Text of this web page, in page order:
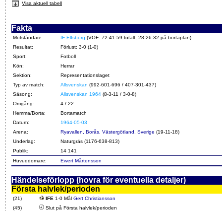
Visa aktuell tabell
Fakta
Motståndare IF Elfsborg (VOF: 72-41-59 totalt, 28-26-32 på bortaplan)
Resultat:
Förlust: 3-0 (1-0)
Sport:
Fotboll
Kön:
Herrar
Sektion:
Representationslaget
Typ av match:
Allsvenskan (992-601-696 / 407-301-437)
Säsong:
Allsvenskan 1964 (8-3-11 / 3-0-8)
Omgång:
4 / 22
Hemma/Borta:
Bortamatch
Datum:
1964-05-03
Arena:
Ryavallen, Borås, Västergötland, Sverige (19-11-18)
Underlag:
Naturgräs (1176-638-813)
Publik:
14 141
Huvuddomare:
Ewert Mårtensson
Händelseförlopp (hovra för eventuella detaljer)
Första halvlek/perioden
(21) IFE 1-0 Mål Gert Christiansson
(45)
Slut på Första halvlek/perioden